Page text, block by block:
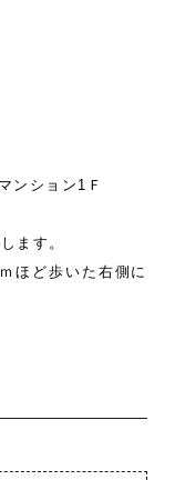
ンション1Ｆ
ます。
ほど歩いた右側に